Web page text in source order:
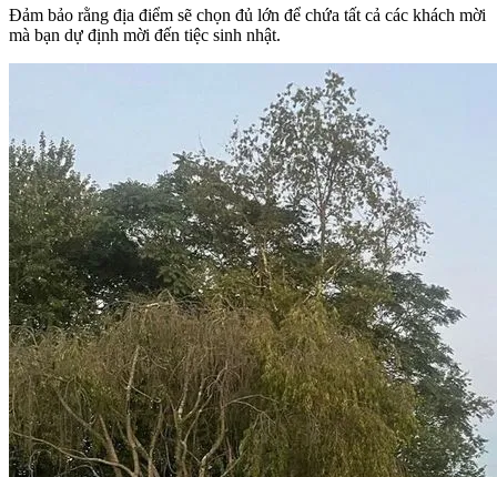
Đảm bảo rằng địa điểm sẽ chọn đủ lớn để chứa tất cả các khách mời
mà bạn dự định mời đến tiệc sinh nhật.